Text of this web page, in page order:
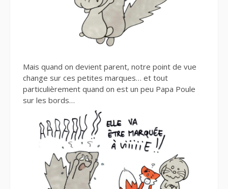
Mais quand on devient parent, notre point de vue
change sur ces petites marques… et tout
particulièrement quand on est un peu Papa Poule
sur les bords…